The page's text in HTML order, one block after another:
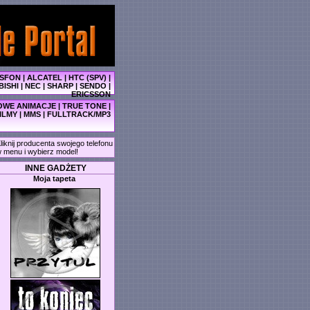
|ALCATEL|HTC (SPV)|
|NEC|SHARP|SENDO|
ERICSSON
ANIMACJE | TRUE TONE |
| MMS | FULLTRACK/MP3
producenta swojego telefonu
menu i wybierz model!
INNE GADŻETY
Moja tapeta